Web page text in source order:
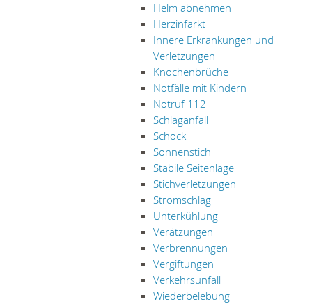
Helm abnehmen
Herzinfarkt
Innere Erkrankungen und
Verletzungen
Knochenbrüche
Notfälle mit Kindern
Notruf 112
Schlaganfall
Schock
Sonnenstich
Stabile Seitenlage
Stichverletzungen
Stromschlag
Unterkühlung
Verätzungen
Verbrennungen
Vergiftungen
Verkehrsunfall
Wiederbelebung